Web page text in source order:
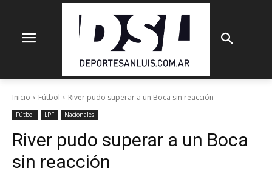
Inicio Fútbol River pudo superar a un Boca sin reacción
Fútbol LPF Nacionales
River pudo superar a un Boca
sin reacción